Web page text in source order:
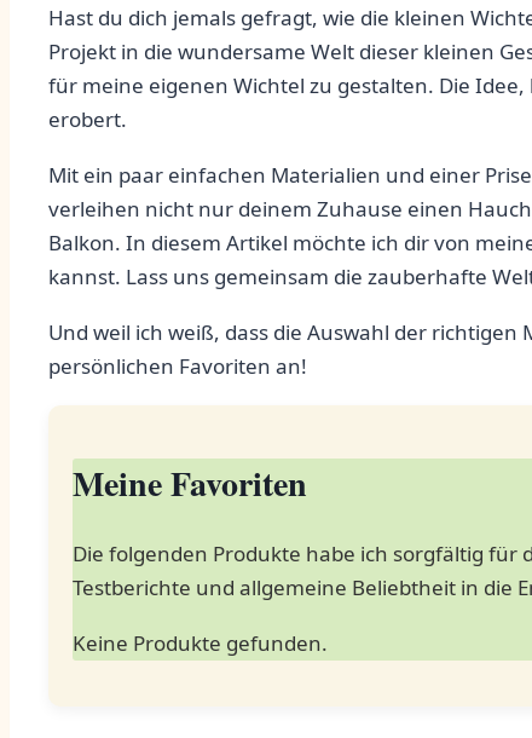
Hast du dich jemals gefragt,⁣ wie die kleinen
Projekt in⁣ die wundersame ⁣Welt dieser kleinen‍
für meine eigenen Wichtel zu gestalten. Die
erobert.
Mit ​ein ⁤paar einfachen Materialien und einer
verleihen nicht nur deinem Zuhause einen
Balkon. In diesem Artikel ​möchte ​ich dir von
‍kannst. Lass uns gemeinsam die zauberhafte
Und‍ weil ‌ich weiß, dass die Auswahl der
persönlichen Favoriten an!
Meine Favoriten
Die folgenden Produkte habe ich sorgfältig
Testberichte und allgemeine Beliebtheit in die
Keine Produkte gefunden.